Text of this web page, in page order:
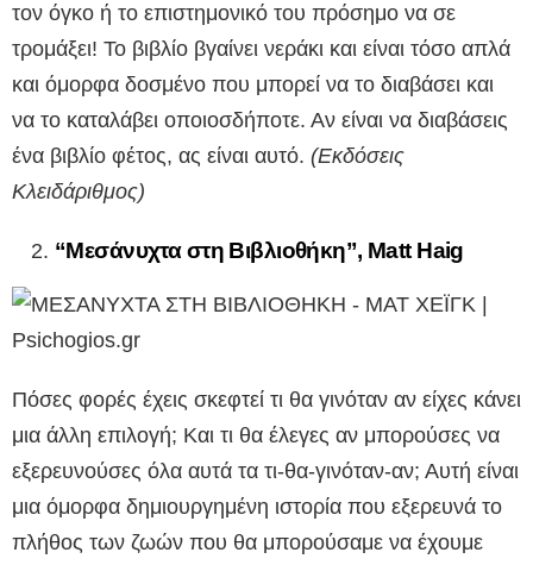
τον όγκο ή το επιστημονικό του πρόσημο να σε
τρομάξει! Το βιβλίο βγαίνει νεράκι και είναι τόσο απλά
και όμορφα δοσμένο που μπορεί να το διαβάσει και
να το καταλάβει οποιοσδήποτε. Αν είναι να διαβάσεις
ένα βιβλίο φέτος, ας είναι αυτό. (Εκδόσεις
Κλειδάριθμος)
“Μεσάνυχτα στη Βιβλιοθήκη”, Matt Haig
Πόσες φορές έχεις σκεφτεί τι θα γινόταν αν είχες κάνει
μια άλλη επιλογή; Και τι θα έλεγες αν μπορούσες να
εξερευνούσες όλα αυτά τα τι-θα-γινόταν-αν; Αυτή είναι
μια όμορφα δημιουργημένη ιστορία που εξερευνά το
πλήθος των ζωών που θα μπορούσαμε να έχουμε